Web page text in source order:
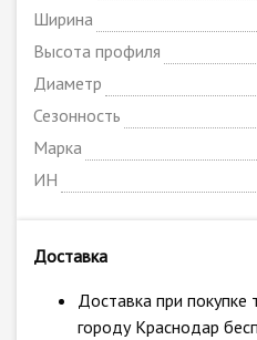
Ширина
Высота профиля
Диаметр
Сезонность
Марка
ИН
Доставка
Доставка при
городу Краснодар